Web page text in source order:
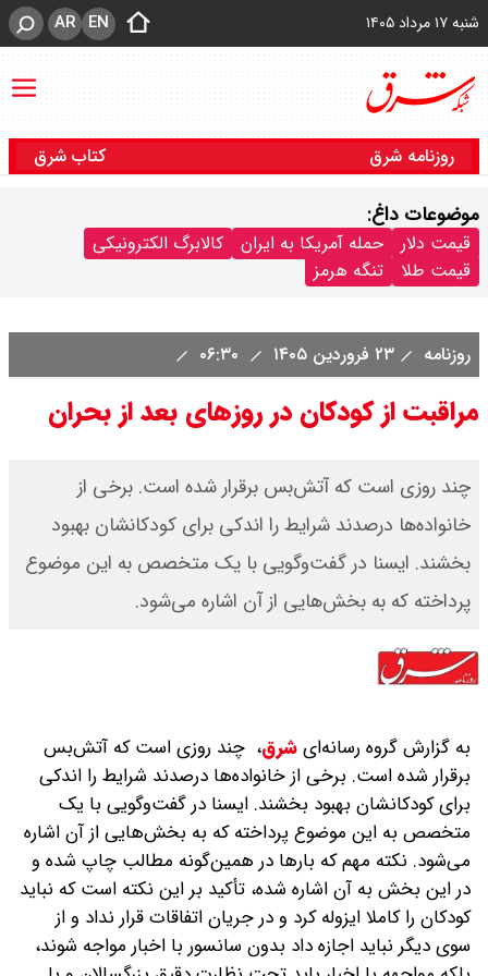
شنبه ۱۷ مرداد ۱۴۰۵ EN
AR
روزنامه شرق کتاب شرق
موضوعات داغ:
قیمت دلار حمله آمریکا به ایران
کالابرگ الکترونیکی
قیمت طلا
تنگه هرمز
روزنامه ۲۳ فروردین ۱۴۰۵
مراقبت از کودکان در روزهای بعد از بحران
چند روزی است که آتش‌بس برقرار شده است. برخی از
خانواده‌ها درصدند‌ شرایط را اندکی برای کودکانشان بهبود
بخشند‌. ایسنا در گفت‌وگویی با یک متخصص به این موضوع
پرداخته که به بخش‌هایی از آن اشاره می‌شود.
به گزارش گروه رسانه‌ایشرق، چند روزی است که آتش‌بس
برقرار شده است. برخی از خانواده‌ها درصدند‌ شرایط را اندکی
برای کودکانشان بهبود بخشند‌. ایسنا در گفت‌وگویی با یک
متخصص به این موضوع پرداخته که به بخش‌هایی از آن اشاره
می‌شود. نکته مهم که بارها در همین‌گونه مطالب چاپ شده و
در این بخش به آن اشاره شده، تأکید بر این نکته است که نباید
کودکان را کاملا ایزوله کرد و در جریان اتفاقات قرار نداد و از
سوی دیگر نباید اجازه داد بدون سانسور با اخبار مواجه شوند،